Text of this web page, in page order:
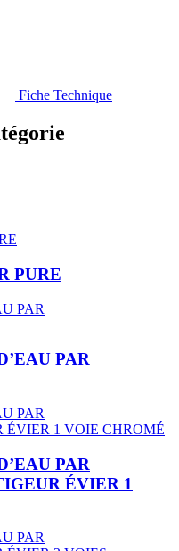
Fiche Technique
PURE
PAR
PAR
ÉVIER 1